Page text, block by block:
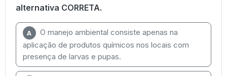
alternativa CORRETA.
A
O manejo ambiental consiste apenas na
aplicação de produtos químicos nos locais com
presença de larvas e pupas.